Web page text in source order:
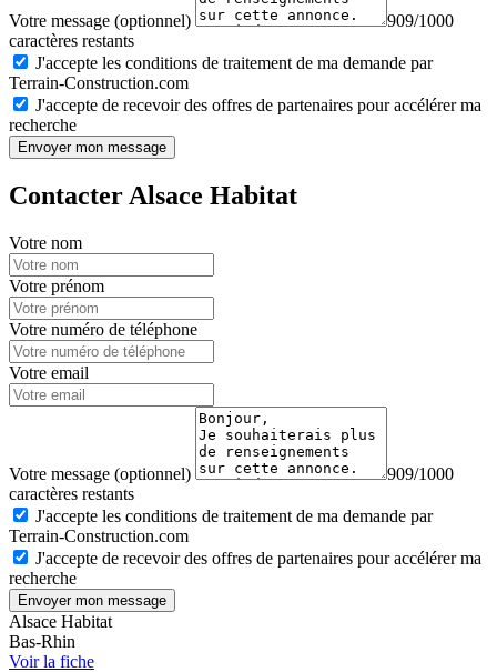
Votre message (optionnel)
909/1000
caractères restants
J'accepte les conditions de traitement de ma demande par
Terrain-Construction.com
J'accepte de recevoir des offres de partenaires pour accélérer ma
recherche
Envoyer mon message
Contacter Alsace Habitat
Votre nom
Votre prénom
Votre numéro de téléphone
Votre email
Votre message (optionnel)
909/1000
caractères restants
J'accepte les conditions de traitement de ma demande par
Terrain-Construction.com
J'accepte de recevoir des offres de partenaires pour accélérer ma
recherche
Envoyer mon message
Alsace Habitat
Bas-Rhin
Voir la fiche